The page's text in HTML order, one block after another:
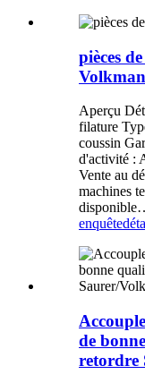
pièces
Volkman
Aperçu
filature
coussin
d'activité :
Vente au
machines
enquête
de
retordre